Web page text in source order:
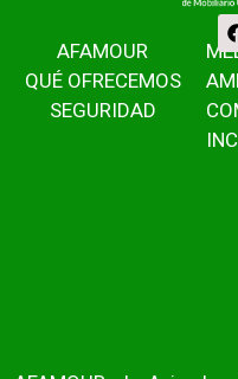
AFAMOUR
QUÉ OFRECEMOS
SEGURIDAD